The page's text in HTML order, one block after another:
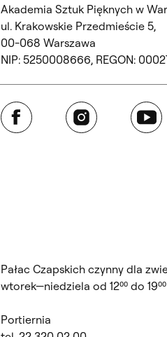
Akademia Sztuk Pięknych w
ul. Krakowskie Przedmieście 5,
00-068 Warszawa
NIP: 5250008666, REGON:
Facebook Instagram YouTube
Pałac Czapskich czynny dla
wtorek—niedziela od 12⁰⁰ do 19⁰⁰
Portiernia